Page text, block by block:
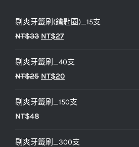
剔爽牙籤刷(鑰匙圈)_15支
NT$33 原
價
格：
NT$27目
價
格：
剔爽牙籤刷_40支
NT$25 原
價
NT$20目
價
剔爽牙籤刷_150支
NT$48
剔爽牙籤刷_300支